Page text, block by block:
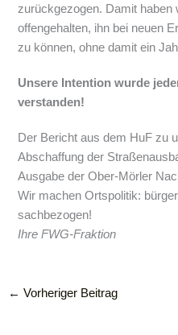
zurückgezogen. Damit haben
offengehalten, ihn bei neuen
zu können, ohne damit ein
Unsere Intention wurde
verstanden!
Der Bericht aus dem HuF zu
Abschaffung der
Ausgabe der Ober-Mörler
Wir machen Ortspolitik:
sachbezogen!
Ihre FWG-Fraktion
← Vorheriger Beitrag